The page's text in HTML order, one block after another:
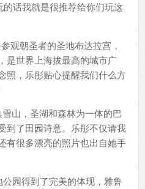
话我就是很推荐给你们玩这
观朝圣者的圣地布达拉宫，
是世界上海拔最高的城市广
照，乐彤贴心提醒我们什么方
山，圣湖和森林为一体的巴
到了田园诗意。乐彤不仅请我
有很多漂亮的照片也出自她手
园得到了完美的体现，雅鲁